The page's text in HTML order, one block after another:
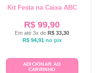
Kit Festa na Caixa ABC
R$ 99,90
Em até 3x de R$ 33,30
R$94,91 no pix
ADICIONAR AO
CARRINHO